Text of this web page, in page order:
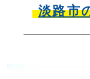
淡路市